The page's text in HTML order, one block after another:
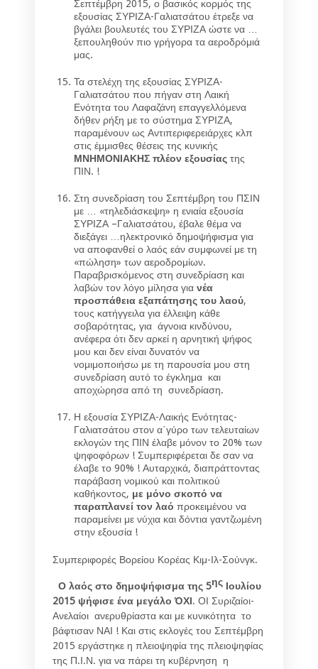
Σεπτέμβρη 2015, ο βασικός κορμός της
εξουσίας ΣΥΡΙΖΑ-Γαλιατσάτου έτρεξε να
βγάλει βουλευτές του ΣΥΡΙΖΑ ώστε να …
ξεπουληθούν πιο γρήγορα τα αεροδρόμιά
μας.
Τα στελέχη της εξουσίας ΣΥΡΙΖΑ-
Γαλιατσάτου που πήγαν στη Λαική
Ενότητα του Λαφαζάνη επαγγελλόμενα
δήθεν ρήξη με το σύστημα ΣΥΡΙΖΑ,
παραμένουν ως Αντιπεριφερειάρχες κλπ
στις έμμισθες θέσεις της κυνικής
ΜΝΗΜΟΝΙΑΚΗΣ πλέον εξουσίας της
ΠΙΝ. !
Στη συνεδρίαση του Σεπτέμβρη του ΠΣΙΝ
με … «τηλεδιάσκεψη» η ενιαία εξουσία
ΣΥΡΙΖΑ –Γαλιατσάτου, έβαλε θέμα να
διεξάγει …ηλεκτρονικό δημοψήφισμα για
να αποφανθεί ο λαός εάν συμφωνεί με τη
«πώληση» των αεροδρομίων.
Παραβρισκόμενος στη συνεδρίαση και
λαβών τον λόγο μίλησα για νέα
προσπάθεια εξαπάτησης του λαού,
τους κατήγγειλα για έλλειψη κάθε
σοβαρότητας, για άγνοια κινδύνου,
ανέφερα ότι δεν αρκεί η αρνητική ψήφος
μου και δεν είναι δυνατόν να
νομιμοποιήσω με τη παρουσία μου στη
συνεδρίαση αυτό το έγκλημα και
αποχώρησα από τη συνεδρίαση.
Η εξουσία ΣΥΡΙΖΑ-Λαικής Ενότητας-
Γαλιατσάτου στον α΄γύρο των τελευταίων
εκλογών της ΠΙΝ έλαβε μόνον το 20% των
ψηφοφόρων ! Συμπεριφέρεται δε σαν να
έλαβε το 90% ! Αυταρχικά, διαπράττοντας
παράβαση νομικού και πολιτικού
καθήκοντος, με μόνο σκοπό να
παραπλανεί τον λαό προκειμένου να
παραμείνει με νύχια και δόντια γαντζωμένη
στην εξουσία !
Συμπεριφορές Βορείου Κορέας Κιμ-Ιλ-Σούνγκ.
Ο λαός στο δημοψήφισμα της 5ης Ιουλίου
2015 ψήφισε ένα μεγάλο ΌΧΙ. ΟΙ Συριζαίοι-
Ανελαίοι ανερυθρίαστα και με κυνικότητα το
βάφτισαν ΝΑΙ ! Και στις εκλογές του Σεπτέμβρη
2015 εργάστηκε η πλειοψηφία της πλειοψηφίας
της Π.Ι.Ν. για να πάρει τη κυβέρνηση η